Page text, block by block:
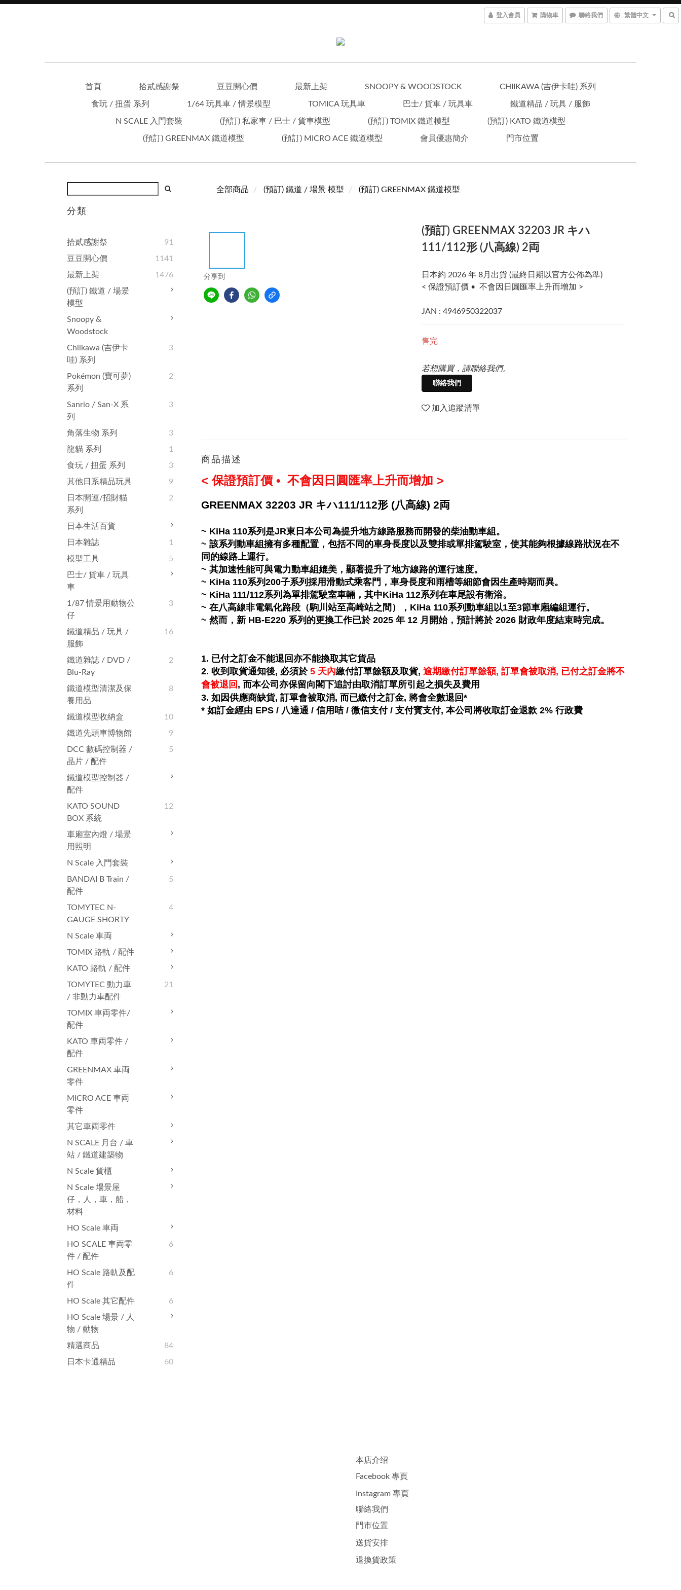
登入會員 購物車 聯絡我們 繁體中文
首頁 拾貳感謝祭 豆豆開心價 最新上架 SNOOPY & WOODSTOCK CHIIKAWA (吉伊卡哇) 系列
食玩 / 扭蛋 系列 1/64 玩具車 / 情景模型 TOMICA 玩具車 巴士/ 貨車 / 玩具車 鐵道精品 / 玩具 / 服飾
N SCALE 入門套裝 (預訂) 私家車 / 巴士 / 貨車模型 (預訂) TOMIX 鐵道模型 (預訂) KATO 鐵道模型
(預訂) GREENMAX 鐵道模型 (預訂) MICRO ACE 鐵道模型 會員優惠簡介 門市位置
分類
拾貳感謝祭
91
豆豆開心價
1141
最新上架
1476
(預訂) 鐵道 / 場景
模型
Snoopy &
Woodstock
Chiikawa (吉伊卡
哇) 系列
3
Pokémon (寶可夢)
系列
2
Sanrio / San-X 系
列
3
角落生物 系列
3
龍貓 系列
1
食玩 / 扭蛋 系列
3
其他日系精品玩具
9
日本開運/招財貓
系列
2
日本生活百貨
日本雜誌
1
模型工具
5
巴士/ 貨車 / 玩具
車
1/87 情景用動物公
仔
3
鐵道精品 / 玩具 /
服飾
16
鐵道雜誌‬ / DVD /
Blu-Ray
2
鐵道模型清潔及保
養用品
8
鐵道模型收納盒
10
鐵道先頭車博物館
9
DCC 數碼控制器 /
晶片 / 配件
5
鐵道模型控制器 /
配件
KATO SOUND
BOX 系統
12
車廂室內燈 / 場景
用照明
N Scale 入門套裝
BANDAI B Train /
配件
5
TOMYTEC N-
GAUGE SHORTY
4
N Scale 車両
TOMIX 路軌 / 配件
KATO 路軌 / 配件
TOMYTEC 動力車
/ 非動力車配件
21
TOMIX 車両零件/
配件
KATO 車両零件 /
配件
GREENMAX 車両
零件
MICRO ACE 車両
零件
其它車両零件
N SCALE 月台 / 車
站 / 鐵道建築物
N Scale 貨櫃
N Scale 場景屋
仔，人，車，船，
材料
HO Scale 車両
HO SCALE 車両零
件 / 配件
6
HO Scale 路軌及配
件
6
HO Scale 其它配件
6
HO Scale 場景 / 人
物 / 動物
精選商品
84
日本卡通精品
60
全部商品 (預訂) 鐵道 / 場景 模型 (預訂) GREENMAX 鐵道模型
分享到
(預訂) GREENMAX 32203 JR キハ
111/112形 (八高線) 2両
日本約 2026 年 8月出貨 (最終日期以官方公佈為準)
< 保證預訂價 •  不會因日圓匯率上升而增加 >
JAN : 4946950322037
售完
若想購買，請聯絡我們。
聯絡我們
加入追蹤清單
商品描述
< 保證預訂價 • 不會因日圓匯率上升而增加 >
GREENMAX 32203 JR キハ111/112形 (八高線) 2両
~ KiHa 110系列是JR東日本公司為提升地方線路服務而開發的柴油動車組。
~ 該系列動車組擁有多種配置，包括不同的車身長度以及雙排或單排駕駛室，使其能夠根據線路狀況在不
同的線路上運行。
~ 其加速性能可與電力動車組媲美，顯著提升了地方線路的運行速度。
~ KiHa 110系列200子系列採用滑動式乘客門，車身長度和雨槽等細節會因生產時期而異。
~ KiHa 111/112系列為單排駕駛室車輛，其中KiHa 112系列在車尾設有衛浴。
~ 在八高線非電氣化路段（駒川站至高崎站之間），KiHa 110系列動車組以1至3節車廂編組運行。
~ 然而，新 HB-E220 系列的更換工作已於 2025 年 12 月開始，預計將於 2026 財政年度結束時完成。
1. 已付之訂金不能退回亦不能換取其它貨品
2. 收到取貨通知後, 必須於 5 天內繳付訂單餘額及取貨, 逾期繳付訂單餘額, 訂單會被取消, 已付之訂金將不
會被退回 , 而本公司亦保留向閣下追討由取消訂單所引起之損失及費用
3. 如因供應商缺貨, 訂單會被取消, 而已繳付之訂金, 將會全數退回*
* 如訂金經由 EPS / 八達通 / 信用咭 / 微信支付 / 支付寳支付, 本公司將收取訂金退款 2% 行政費
本店介绍
Facebook 專頁
Instagram 專頁
聯絡我們
門市位置
送貨安排
退換貨政策